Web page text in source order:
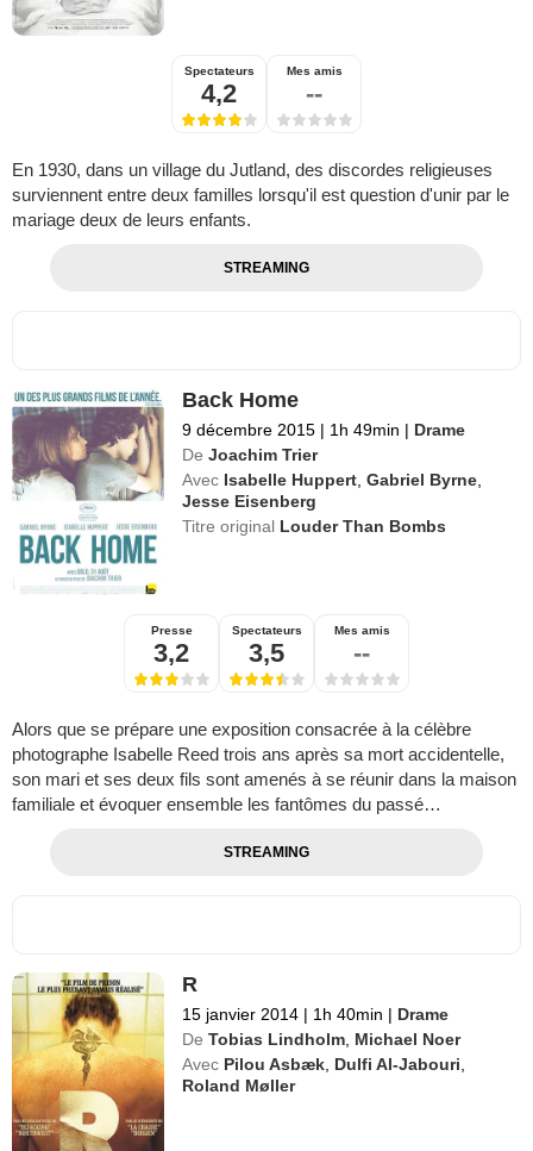
Spectateurs
4,2
Mes amis
--
En 1930, dans un village du Jutland, des discordes religieuses
surviennent entre deux familles lorsqu'il est question d'unir par le
mariage deux de leurs enfants.
STREAMING
Back Home
9 décembre 2015 | 1h 49min | Drame
De Joachim Trier
Avec Isabelle Huppert ,Gabriel Byrne
Jesse Eisenberg
Titre original Louder Than Bombs
Presse
3,2
Spectateurs
3,5
Mes amis
--
Alors que se prépare une exposition consacrée à la célèbre
photographe Isabelle Reed trois ans après sa mort accidentelle,
son mari et ses deux fils sont amenés à se réunir dans la maison
familiale et évoquer ensemble les fantômes du passé…
STREAMING
R
15 janvier 2014 | 1h 40min | Drame
De Tobias Lindholm Michael Noer
Avec Pilou Asbæk Dulfi Al-Jabouri
Roland Møller